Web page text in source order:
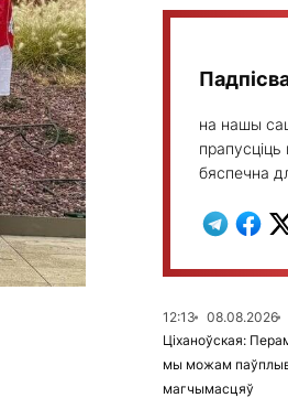
на нашы
прапусціць
бяспечна
12:13 08.08.2026
Ціханоўская:
мы можам
магчымасцяў